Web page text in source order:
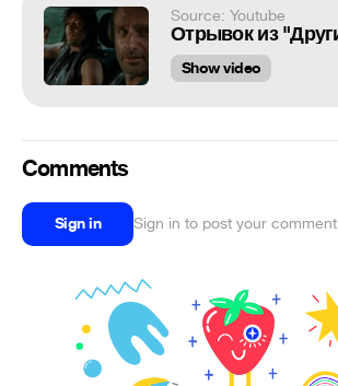
Source: Youtube
Show video
Comments
Sign in Sign in to post your comment